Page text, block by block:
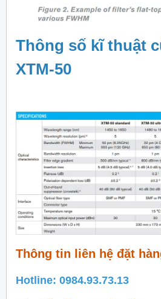
Thông số kĩ thuật
XTM-50
Thông tin liên hệ đặt
Hotline: 0984.93.73.13